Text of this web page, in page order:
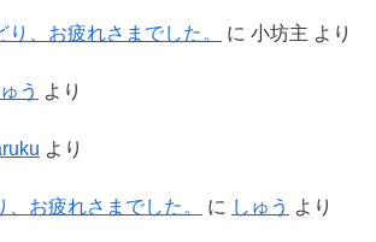
り、お疲れさまでした。 に 小坊主 より
う より
より
、お疲れさまでした。 に しゅう より